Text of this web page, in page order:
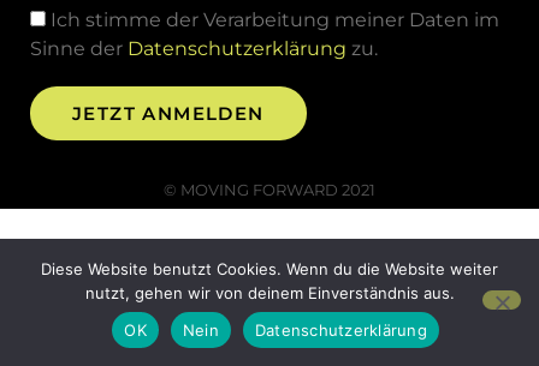
Ich stimme der Verarbeitung meiner Daten im
Sinne der Datenschutzerklärung zu.
JETZT ANMELDEN
© MOVING FORWARD 2021
Diese Website benutzt Cookies. Wenn du die Website weiter
nutzt, gehen wir von deinem Einverständnis aus.
OK
Nein Datenschutzerklärung